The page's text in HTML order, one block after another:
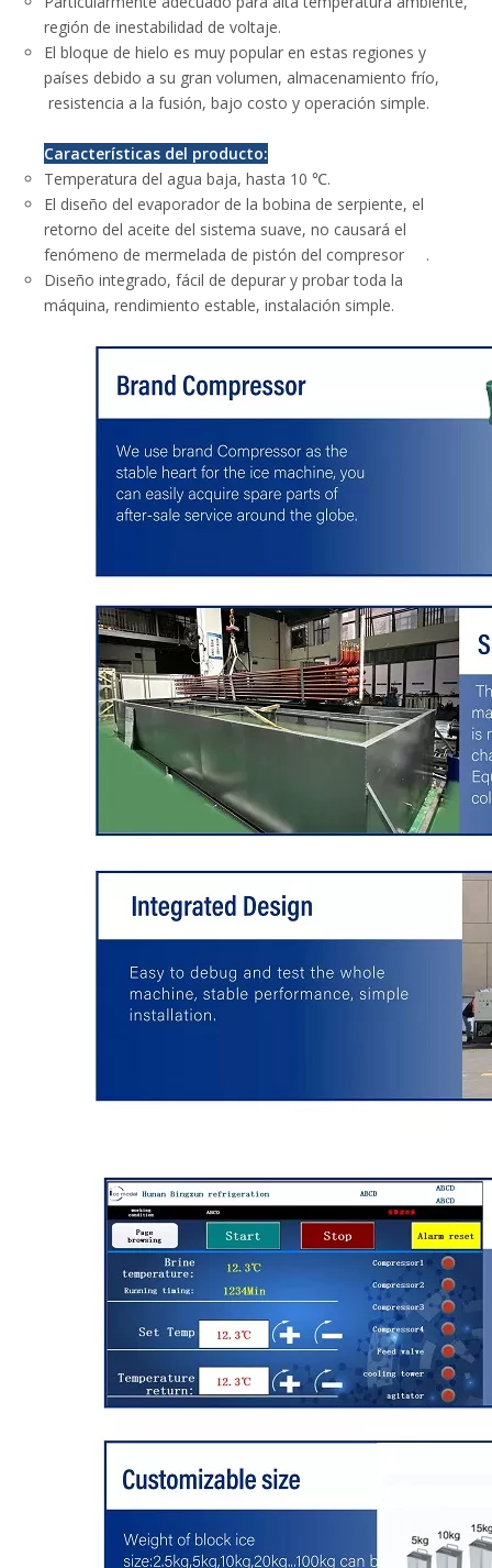
región de inestabilidad de voltaje.
El bloque de hielo es muy popular en estas regiones y
países debido a su gran volumen, almacenamiento frío,
resistencia a la fusión, bajo costo y operación simple.
Características del producto:
Temperatura del agua baja, hasta 10 ℃.
El diseño del evaporador de la bobina de serpiente, el
retorno del aceite del sistema suave, no causará el
fenómeno de mermelada de pistón del compresor .
Diseño integrado, fácil de depurar y probar toda la
máquina, rendimiento estable, instalación simple.